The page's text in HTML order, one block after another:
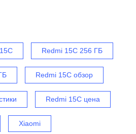
Redmi 15C 256 ГБ
Redmi 15C обзор
Redmi 15C цена
Xiaomi